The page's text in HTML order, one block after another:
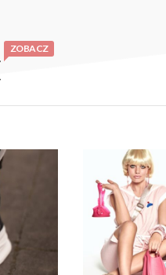
ZOBACZ